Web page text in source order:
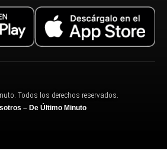
Todos los derechos reservados.
– De Último Minuto